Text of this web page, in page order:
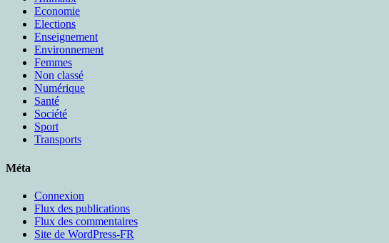
Economie
Elections
Enseignement
Environnement
Femmes
Non classé
Numérique
Santé
Société
Sport
Transports
Méta
Connexion
Flux des publications
Flux des commentaires
Site de WordPress-FR